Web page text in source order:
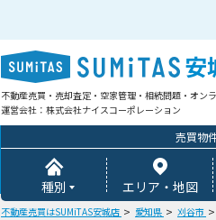
安
不動産売買・売却査定・空家管理・相続問題・オン
運営会社：株式会社ナイスコーポレーション
売買物
種別 エリア・地図
不動産売買はSUMiTAS安城店 愛知県 刈谷市